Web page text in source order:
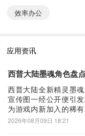
- 添加印象笔记桌面插件
- 微信微博关注「印象笔
【上班族】
- 将工作日志、会议记录
可得
- 扫描合同、名片，OCR
效率办公
应用资讯
西普大陆墨魂角色盘
西普大陆全新精灵墨
宣传图一经公开便引
为游戏内新加入的稀
特的背景设定与扎实的
2026年08月09日 18:21